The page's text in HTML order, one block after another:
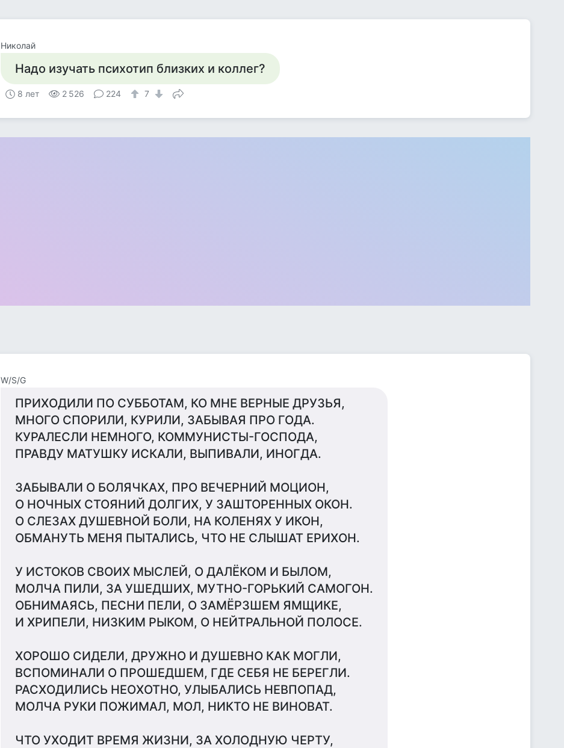
Николай
Надо изучать психотип близких и коллег?
8 лет 2 526 224 7
W/S/G
ПРИХОДИЛИ ПО СУББОТАМ, КО МНЕ ВЕРНЫЕ ДРУЗЬЯ,
МНОГО СПОРИЛИ, КУРИЛИ, ЗАБЫВАЯ ПРО ГОДА.
КУРАЛЕСЛИ НЕМНОГО, КОММУНИСТЫ-ГОСПОДА,
ПРАВДУ МАТУШКУ ИСКАЛИ, ВЫПИВАЛИ, ИНОГДА.
ЗАБЫВАЛИ О БОЛЯЧКАХ, ПРО ВЕЧЕРНИЙ МОЦИОН,
О НОЧНЫХ СТОЯНИЙ ДОЛГИХ, У ЗАШТОРЕННЫХ ОКОН.
О СЛЕЗАХ ДУШЕВНОЙ БОЛИ, НА КОЛЕНЯХ У ИКОН,
ОБМАНУТЬ МЕНЯ ПЫТАЛИСЬ, ЧТО НЕ СЛЫШАТ ЕРИХОН.
У ИСТОКОВ СВОИХ МЫСЛЕЙ, О ДАЛЁКОМ И БЫЛОМ,
МОЛЧА ПИЛИ, ЗА УШЕДШИХ, МУТНО-ГОРЬКИЙ САМОГОН.
ОБНИМАЯСЬ, ПЕСНИ ПЕЛИ, О ЗАМЁРЗШЕМ ЯМЩИКЕ,
И ХРИПЕЛИ, НИЗКИМ РЫКОМ, О НЕЙТРАЛЬНОЙ ПОЛОСЕ.
ХОРОШО СИДЕЛИ, ДРУЖНО И ДУШЕВНО КАК МОГЛИ,
ВСПОМИНАЛИ О ПРОШЕДШЕМ, ГДЕ СЕБЯ НЕ БЕРЕГЛИ.
РАСХОДИЛИСЬ НЕОХОТНО, УЛЫБАЛИСЬ НЕВПОПАД,
МОЛЧА РУКИ ПОЖИМАЛ, МОЛ, НИКТО НЕ ВИНОВАТ.
ЧТО УХОДИТ ВРЕМЯ ЖИЗНИ, ЗА ХОЛОДНУЮ ЧЕРТУ,